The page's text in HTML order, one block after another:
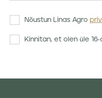
Nõustun Linas Agro
Kinnitan, et olen üle